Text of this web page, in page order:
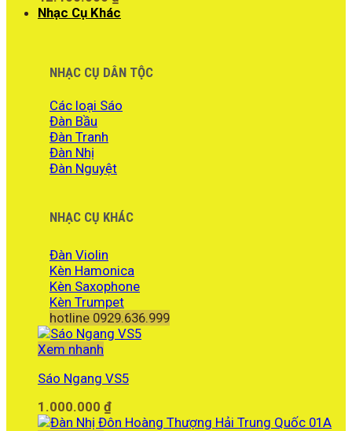
Nhạc Cụ Khác
NHẠC CỤ DÂN TỘC
Các loại Sáo
Đàn Bầu
Đàn Tranh
Đàn Nhị
Đàn Nguyệt
NHẠC CỤ KHÁC
Đàn Violin
Kèn Hamonica
Kèn Saxophone
Kèn Trumpet
hotline 0929.636.999
Xem nhanh
Sáo Ngang VS5
1.000.000 ₫